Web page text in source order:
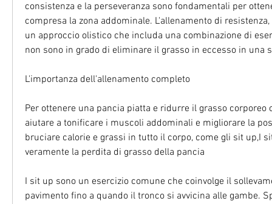
consistenza e la perseveranza sono fondamentali per
compresa la zona addominale. L'allenamento di
un approccio olistico che includa una combinazione di
non sono in grado di eliminare il grasso in eccesso in una
L'importanza dell'allenamento completo
Per ottenere una pancia piatta e ridurre il grasso corporeo
aiutare a tonificare i muscoli addominali e migliorare la
bruciare calorie e grassi in tutto il corpo, come gli sit up,I
veramente la perdita di grasso della pancia
I sit up sono un esercizio comune che coinvolge il
pavimento fino a quando il tronco si avvicina alle gambe.